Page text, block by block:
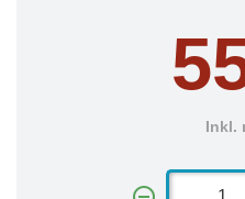
Inkl.